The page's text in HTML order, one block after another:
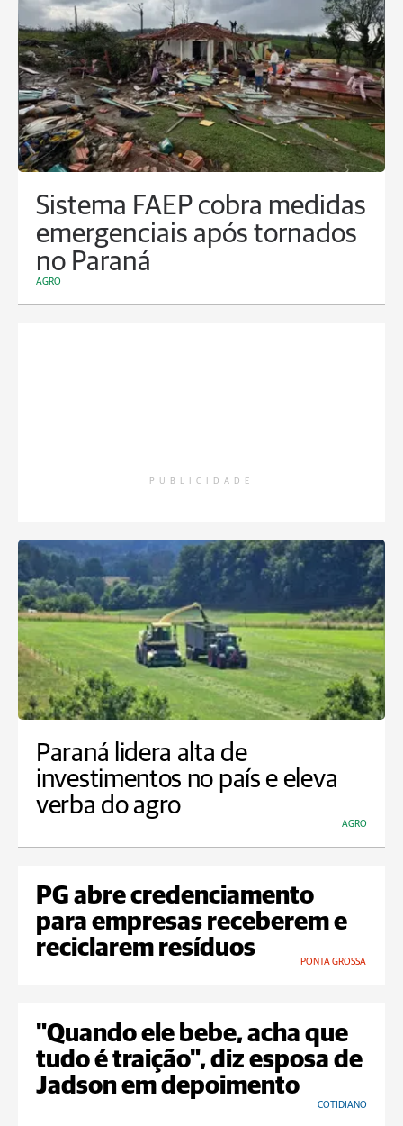
Sistema FAEP cobra medidas
emergenciais após tornados
no Paraná
AGRO
PUBLICIDADE
Paraná lidera alta de
investimentos no país e eleva
verba do agro
AGRO
PG abre credenciamento
para empresas receberem e
reciclarem resíduos
PONTA GROSSA
"Quando ele bebe, acha que
tudo é traição", diz esposa de
Jadson em depoimento
COTIDIANO